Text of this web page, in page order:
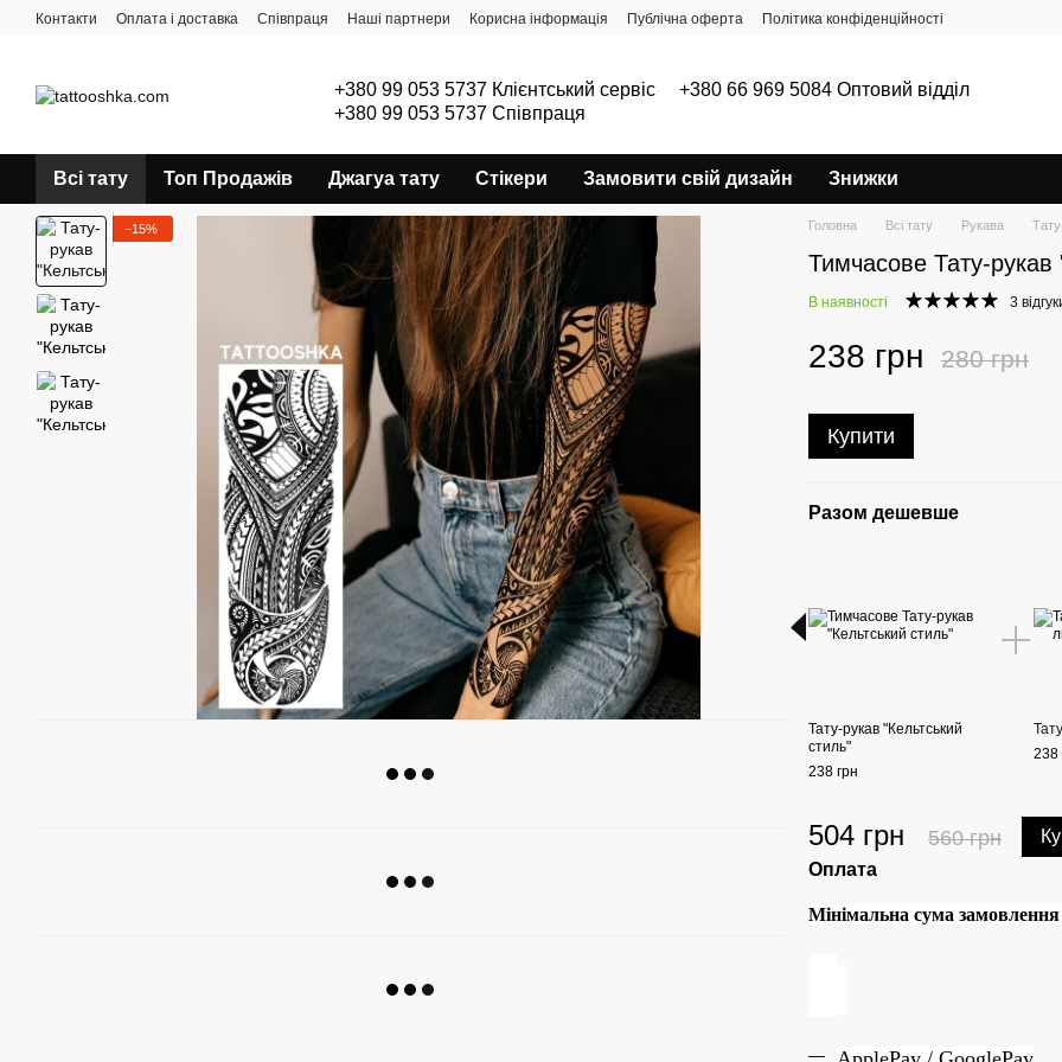
Перейти до основного контенту
Контакти Оплата і доставка Співпраця Наші партнери Корисна інформація Публічна оферта Політика конфіденційності
+380 99 053 5737 Клієнтський сервіс
+380 66 969 5084 Оптовий відділ
+380 99 053 5737 Співпраця
Всі тату Топ Продажів Джагуа тату Стікери Замовити свій дизайн Знижки
−15% Головна Всі тату Рукава
Тимчасове Тату-рукав
В наявності 3
238 грн 280 грн
Купити
Разом дешевше
Тату-рукав "Кельтський
стиль"
238 грн
238
504 грн 560 грн
Оплата
Мінімальна сума замовлення